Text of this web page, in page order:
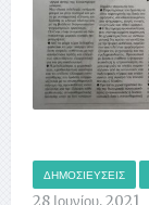
ΔΗΜΟΣΙΕΎΣΕΙΣ
28 Ιουνίου, 2021